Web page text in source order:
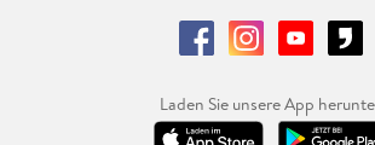
Laden Sie unsere App